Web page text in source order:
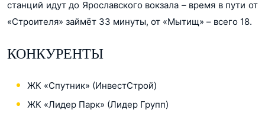
станций идут до Ярославского вокзала – время в пути от
«Строителя» займёт 33 минуты, от «Мытищ» – всего 18.
КОНКУРЕНТЫ
ЖК «Спутник» (ИнвестСтрой)
ЖК «Лидер Парк» (Лидер Групп)